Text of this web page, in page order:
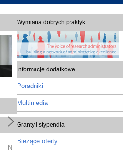
N
Wymiana dobrych praktyk
Informacje dodatkowe
Poradniki
Multimedia
Granty i stypendia
Bieżące oferty